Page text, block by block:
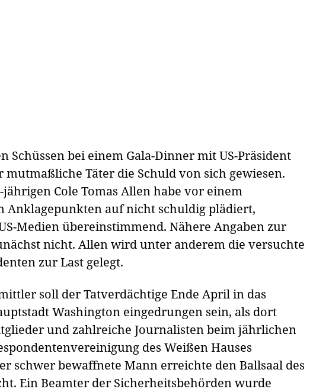
Schüssen bei einem Gala-Dinner mit US-Präsident
Täter die Schuld von sich gewiesen.
Cole Tomas Allen habe vor einem
Anklagepunkten auf nicht schuldig plädiert,
Medien übereinstimmend. Nähere Angaben zur
nicht. Allen wird unter anderem die versuchte
zur Last gelegt.
soll der Tatverdächtige Ende April in das
Washington eingedrungen sein, als dort
und zahlreiche Journalisten beim jährlichen
des Weißen Hauses
schwer bewaffnete Mann erreichte den Ballsaal des
Ein Beamter der Sicherheitsbehörden wurde